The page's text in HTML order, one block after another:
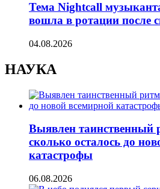
Тема Nightcall
вошла в ротации после
04.08.2026
НАУКА
Выявлен таинственный
сколько осталось до
катастрофы
06.08.2026